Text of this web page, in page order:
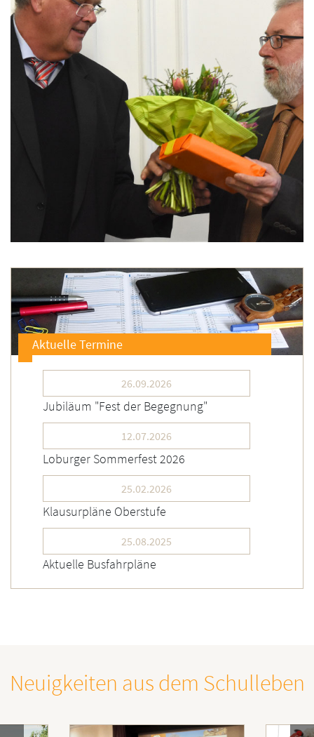
Aktuelle Termine
26.09.2026
Jubiläum "Fest der Begegnung"
12.07.2026
Loburger Sommerfest 2026
25.02.2026
Klausurpläne Oberstufe
25.08.2025
Aktuelle Busfahrpläne
Neuigkeiten aus dem Schulleben